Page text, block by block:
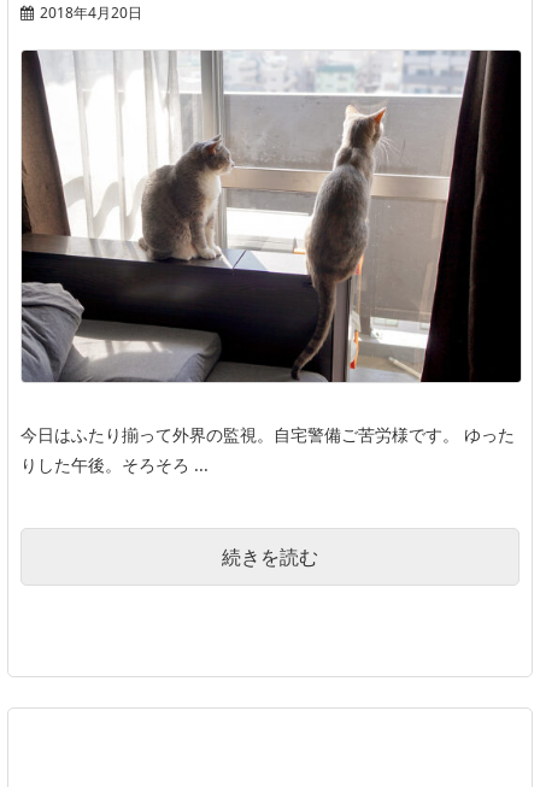
2018年4月20日
今日はふたり揃って外界の監視。自宅警備ご苦労様です。 ゆった
りした午後。そろそろ ...
続きを読む